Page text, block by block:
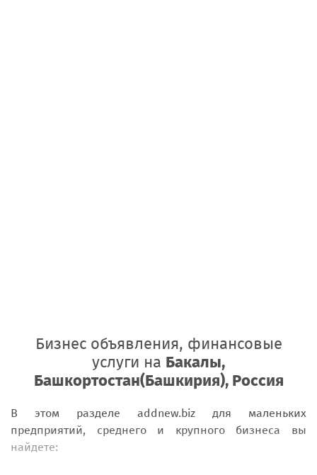
Бизнес объявления, финансовые
услуги на Бакалы,
Башкортостан(Башкирия), Россия
В этом разделе addnew.biz для маленьких
предприятий, среднего и крупного бизнеса вы
найдете: